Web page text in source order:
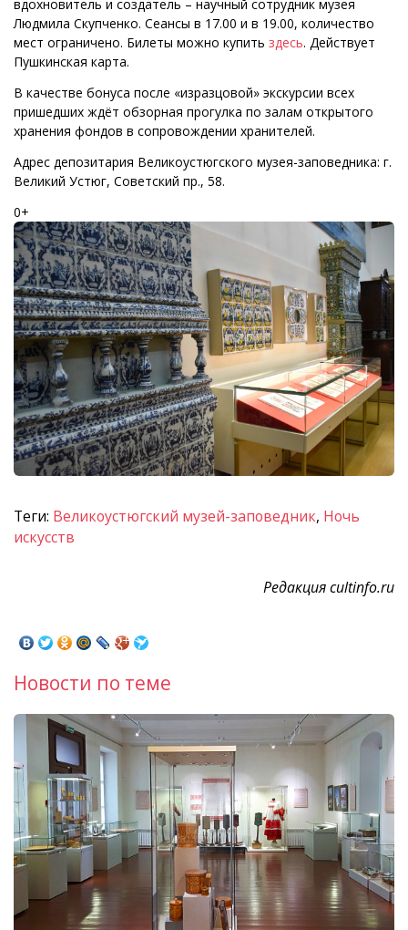
вдохновитель и создатель – научный сотрудник музея
Людмила Скупченко. Сеансы в 17.00 и в 19.00, количество
мест ограничено. Билеты можно купить здесь. Действует
Пушкинская карта.
В качестве бонуса после «изразцовой» экскурсии всех
пришедших ждёт обзорная прогулка по залам открытого
хранения фондов в сопровождении хранителей.
Адрес депозитария Великоустюгского музея-заповедника: г.
Великий Устюг, Советский пр., 58.
0+
Теги: Великоустюгский музей-заповедник, Ночь
искусств
Редакция cultinfo.ru
Новости по теме